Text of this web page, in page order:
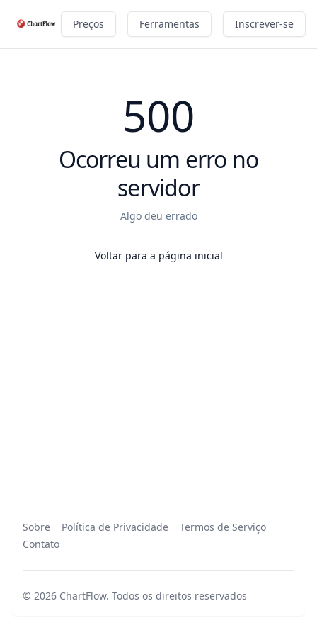
Preços Ferramentas Inscrever-se
500
Ocorreu um erro no
servidor
Algo deu errado
Voltar para a página inicial
Sobre Política de Privacidade
Termos de Serviço
Contato
© 2026 ChartFlow. Todos os direitos reservados